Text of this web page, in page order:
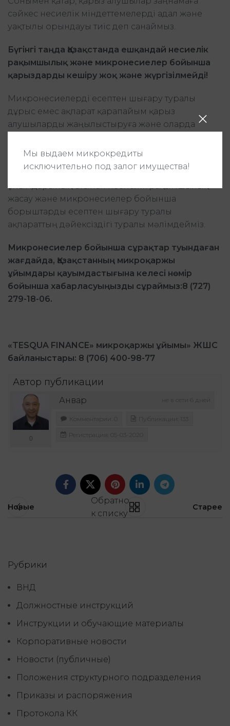
Мы выдаем микрокредиты
исключительно под залог имущества!
сәйкес несиелік міндеттемелерді адал және
уақтылы орындауы тиіс деп санаймыз.
Бүгінгі таңда Қазақстанда ешқандай несиелік
рақымшылық және микронесиелер бойынша
қарыздарды кешіру жоқ және жүргізілмейді!
Микронесиелерді есептен шығару туралы
дұрыс емес ақпарат қарапайым қарыз
алушыларды жаңылыстыруға және оларда
бағытталған.
Осыған байланысты, Қазақстанның микроқаржы
ұйымдарының атынан несиелік рақымшылық
жасау және микронесиелер бойынша
борыштарды есептен шығару туралы
ақпараттың дәйексіздігі туралы мәлімдейміз.
Микронесиелер бойынша сұрақтар туындаған
жағдайда, Қазақстанның микроқаржы
ұйымдары қауымдастығына келесі нөмір
бойынша хабарласуыңызды сұраймыз:8 (727)
279-18-06.
«TESQUA FINANCE» микроқаржы ұйымы» ЖШС
байланыстары: 8 (706) 400-98-77
Автор публикации
не в сети 6 дней
Анвар
0
Комментарии: 0 Публикации: 133
Регистрация: 05-03-2020
Новые
Обратно
к списку
Старее
Рубрики
ВНД
Должностные инструкций
Инструкции и обучающие материалы
Корпоративные новости
Новости (публичные)
Положения структурного подразделения
Приказы и распоряжения
Протокола КК